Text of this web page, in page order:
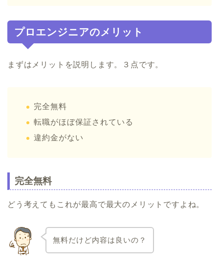
プロエンジニアのメリット
まずはメリットを説明します。３点です。
完全無料
転職がほぼ保証されている
違約金がない
完全無料
どう考えてもこれが最高で最大のメリットですよね。
無料だけど内容は良いの？